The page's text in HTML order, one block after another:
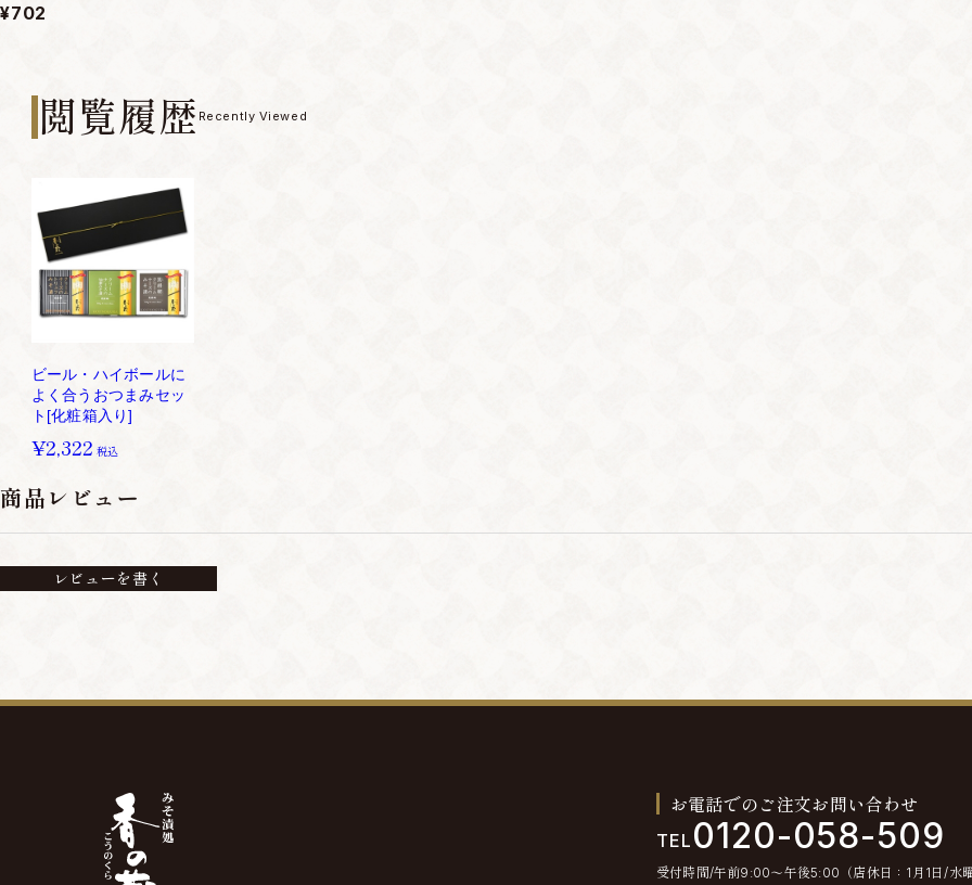
¥702
閲覧履歴 Recently Viewed
ビール・ハイボールに
よく合うおつまみセッ
ト[化粧箱入り]
¥2,322 税込
商品レビュー
レビューを書く
お電話でのご注文お問い合わせ
TEL 0120-058-509
受付時間/午前9:00〜午後5:00（店休日：1月1日/水